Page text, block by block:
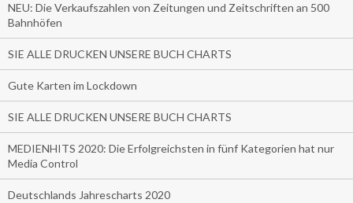
NEU: Die Verkaufszahlen von Zeitungen und Zeitschriften an 500
Bahnhöfen
SIE ALLE DRUCKEN UNSERE BUCH CHARTS
Gute Karten im Lockdown
SIE ALLE DRUCKEN UNSERE BUCH CHARTS
MEDIENHITS 2020: Die Erfolgreichsten in fünf Kategorien hat nur
Media Control
Deutschlands Jahrescharts 2020